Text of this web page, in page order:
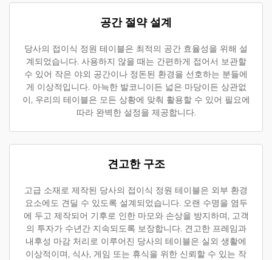
공간 절약 설계
당사의 접이식 정원 테이블은 최적의 공간 효율성을 위해 설
계되었습니다. 사용하지 않을 때는 간편하게 접어서 보관할
수 있어 작은 야외 공간이나 정돈된 환경을 선호하는 분들에
게 이상적입니다. 아늑한 발코니이든 넓은 마당이든 상관없
이, 우리의 테이블은 모든 상황에 맞춰 활용할 수 있어 필요에
따라 완벽한 설정을 제공합니다.
견고한 구조
고급 소재로 제작된 당사의 접이식 정원 테이블은 외부 환경
요소에도 견딜 수 있도록 설계되었습니다. 오랜 수명을 염두
에 두고 제작되어 기후로 인한 마모와 손상을 방지하며, 고객
의 투자가 수년간 지속되도록 보장합니다. 견고한 프레임과
내후성 마감 처리로 이루어진 당사의 테이블은 실외 생활에
이상적이며, 식사, 게임 또는 휴식을 위한 신뢰할 수 있는 작